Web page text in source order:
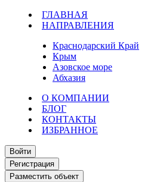
ГЛАВНАЯ
НАПРАВЛЕНИЯ
Краснодарский Край
Крым
Азовское море
Абхазия
О КОМПАНИИ
БЛОГ
КОНТАКТЫ
ИЗБРАННОЕ
Войти
Регистрация
Разместить объект